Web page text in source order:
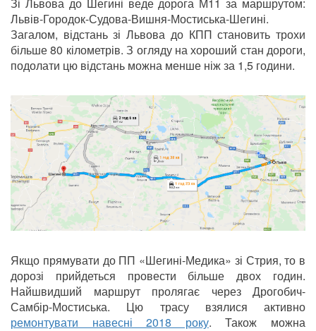
Львів-Городок-Судова-Вишня-Мостиська-Шегині.
Загалом, відстань зі Львова до КПП становить трохи
більше 80 кілометрів. З огляду на хороший стан дороги,
подолати цю відстань можна менше ніж за 1,5 години.
Якщо прямувати до ПП «Шегині-Медика» зі Стрия, то в
дорозі прийдеться провести більше двох годин.
Найшвидший маршрут пролягає через Дрогобич-
Самбір-Мостиська. Цю трасу взялися активно
ремонтувати навесні 2018 року. Також можна